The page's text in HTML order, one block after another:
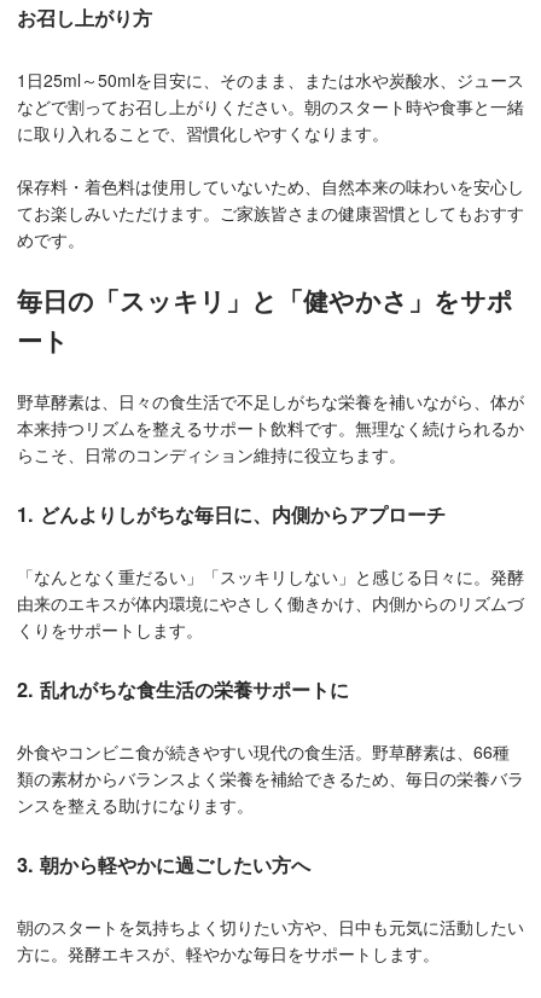
お召し上がり方
1日25ml～50mlを目安に、そのまま、または水や炭酸水、ジュース
などで割ってお召し上がりください。朝のスタート時や食事と一緒
に取り入れることで、習慣化しやすくなります。
保存料・着色料は使用していないため、自然本来の味わいを安心し
てお楽しみいただけます。ご家族皆さまの健康習慣としてもおすす
めです。
毎日の「スッキリ」と「健やかさ」をサポ
ート
野草酵素は、日々の食生活で不足しがちな栄養を補いながら、体が
本来持つリズムを整えるサポート飲料です。無理なく続けられるか
らこそ、日常のコンディション維持に役立ちます。
1. どんよりしがちな毎日に、内側からアプローチ
「なんとなく重だるい」「スッキリしない」と感じる日々に。発酵
由来のエキスが体内環境にやさしく働きかけ、内側からのリズムづ
くりをサポートします。
2. 乱れがちな食生活の栄養サポートに
外食やコンビニ食が続きやすい現代の食生活。野草酵素は、66種
類の素材からバランスよく栄養を補給できるため、毎日の栄養バラ
ンスを整える助けになります。
3. 朝から軽やかに過ごしたい方へ
朝のスタートを気持ちよく切りたい方や、日中も元気に活動したい
方に。発酵エキスが、軽やかな毎日をサポートします。